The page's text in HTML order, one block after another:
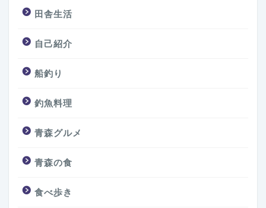
田舎生活
自己紹介
船釣り
釣魚料理
青森グルメ
青森の食
食べ歩き